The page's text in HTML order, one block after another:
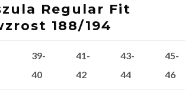
Regular Fit
188/194
39-
40
41-
42
43-
44
45-
46